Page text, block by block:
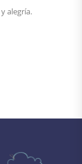
alegría.